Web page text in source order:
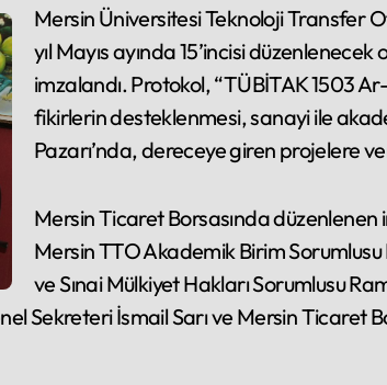
Mersin Üniversitesi Teknoloji Transfer Ofisi ile Mersin Ticaret Borsası arasında 12 Mart 2026 tarihinde bu
yıl Mayıs ayında 15’incisi
imzalandı. Protokol, “TÜBİTAK 1503
fikirlerin desteklenmesi, sanayi ile
Pazarı’nda, dereceye giren projelere
Mersin Ticaret Borsasında düzenlenen
Mersin TTO Akademik Birim
ve Sınai Mülkiyet Hakları Sorumlusu
Sekreteri İsmail Sarı ve Mersin Ticaret